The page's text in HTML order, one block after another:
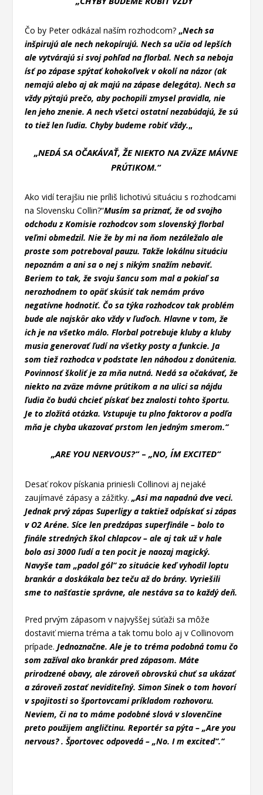
Čo by Peter odkázal naším rozhodcom?„Nech sa
inšpirujú ale nech nekopírujú. Nech sa učia od lepších
ale vytvárajú si svoj pohľad na florbal. Nech sa neboja
ísť po zápase spýtať kohokoľvek v okolí na názor (ak
nemajú alebo aj ak majú na zápase delegáta). Nech sa
vždy pýtajú prečo, aby pochopili zmysel pravidla, nie
len jeho znenie. A nech všetci ostatní nezabúdajú, že sú
to tiež len ľudia. Chyby budeme robiť vždy.„
„NEDÁ SA OČAKÁVAŤ, ŽE NIEKTO NA ZVÄZE MÁVNE
PRÚTIKOM.“
Ako vidí terajšiu nie príliš lichotivú situáciu s rozhodcami
na Slovensku Collin?“Musím sa priznať, že od svojho
odchodu z Komisie rozhodcov som slovenský florbal
veľmi obmedzil. Nie že by mi na ňom nezáležalo ale
proste som potreboval pauzu. Takže lokálnu situáciu
nepoznám a ani sa o nej s nikým snažím nebaviť.
Beriem to tak, že svoju šancu som mal a pokiaľ sa
nerozhodnem to opäť skúsiť tak nemám právo
negatívne hodnotiť. Čo sa týka rozhodcov tak problém
bude ale najskôr ako vždy v ľuďoch. Hlavne v tom, že
ich je na všetko málo. Florbal potrebuje kluby a kluby
musia generovať ľudí na všetky posty a funkcie. Ja
som tiež rozhodca v podstate len náhodou z donútenia.
Povinnosť školiť je za mňa nutná. Nedá sa očakávať, že
niekto na zväze mávne prútikom a na ulici sa nájdu
ľudia čo budú chcieť pískať bez znalosti tohto športu.
Je to zložitá otázka. Vstupuje tu plno faktorov a podľa
mňa je chyba ukazovať prstom len jedným smerom.“
„ARE YOU NERVOUS?“ – „NO, I´M EXCITED“
Desať rokov pískania priniesli Collinovi aj nejaké
zaujímavé zápasy a zážitky.„Asi ma napadnú dve veci.
Jednak prvý zápas Superligy a taktiež odpískať si zápas
v O2 Aréne. Síce len predzápas superfinále – bolo to
finále stredných škol chlapcov – ale aj tak už v hale
bolo asi 3000 ľudí a ten pocit je naozaj magický.
Navyše tam „padol gól“ zo situácie keď vyhodil loptu
brankár a doskákala bez teču až do brány. Vyriešili
sme to našťastie správne, ale nestáva sa to každý deň.
Pred prvým zápasom v najvyššej súťaži sa môže
dostaviť mierna tréma a tak tomu bolo aj v Collinovom
prípade.Jednoznačne. Ale je to tréma podobná tomu čo
som zažíval ako brankár pred zápasom. Máte
prirodzené obavy, ale zároveň obrovskú chuť sa ukázať
a zároveň zostať neviditeľný. Simon Sinek o tom hovorí
v spojitosti so športovcami príkladom rozhovoru.
Neviem, či na to máme podobné slová v slovenčine
preto použijem angličtinu. Reportér sa pýta – „Are you
nervous? . Športovec odpovedá – „No. I m excited“.“